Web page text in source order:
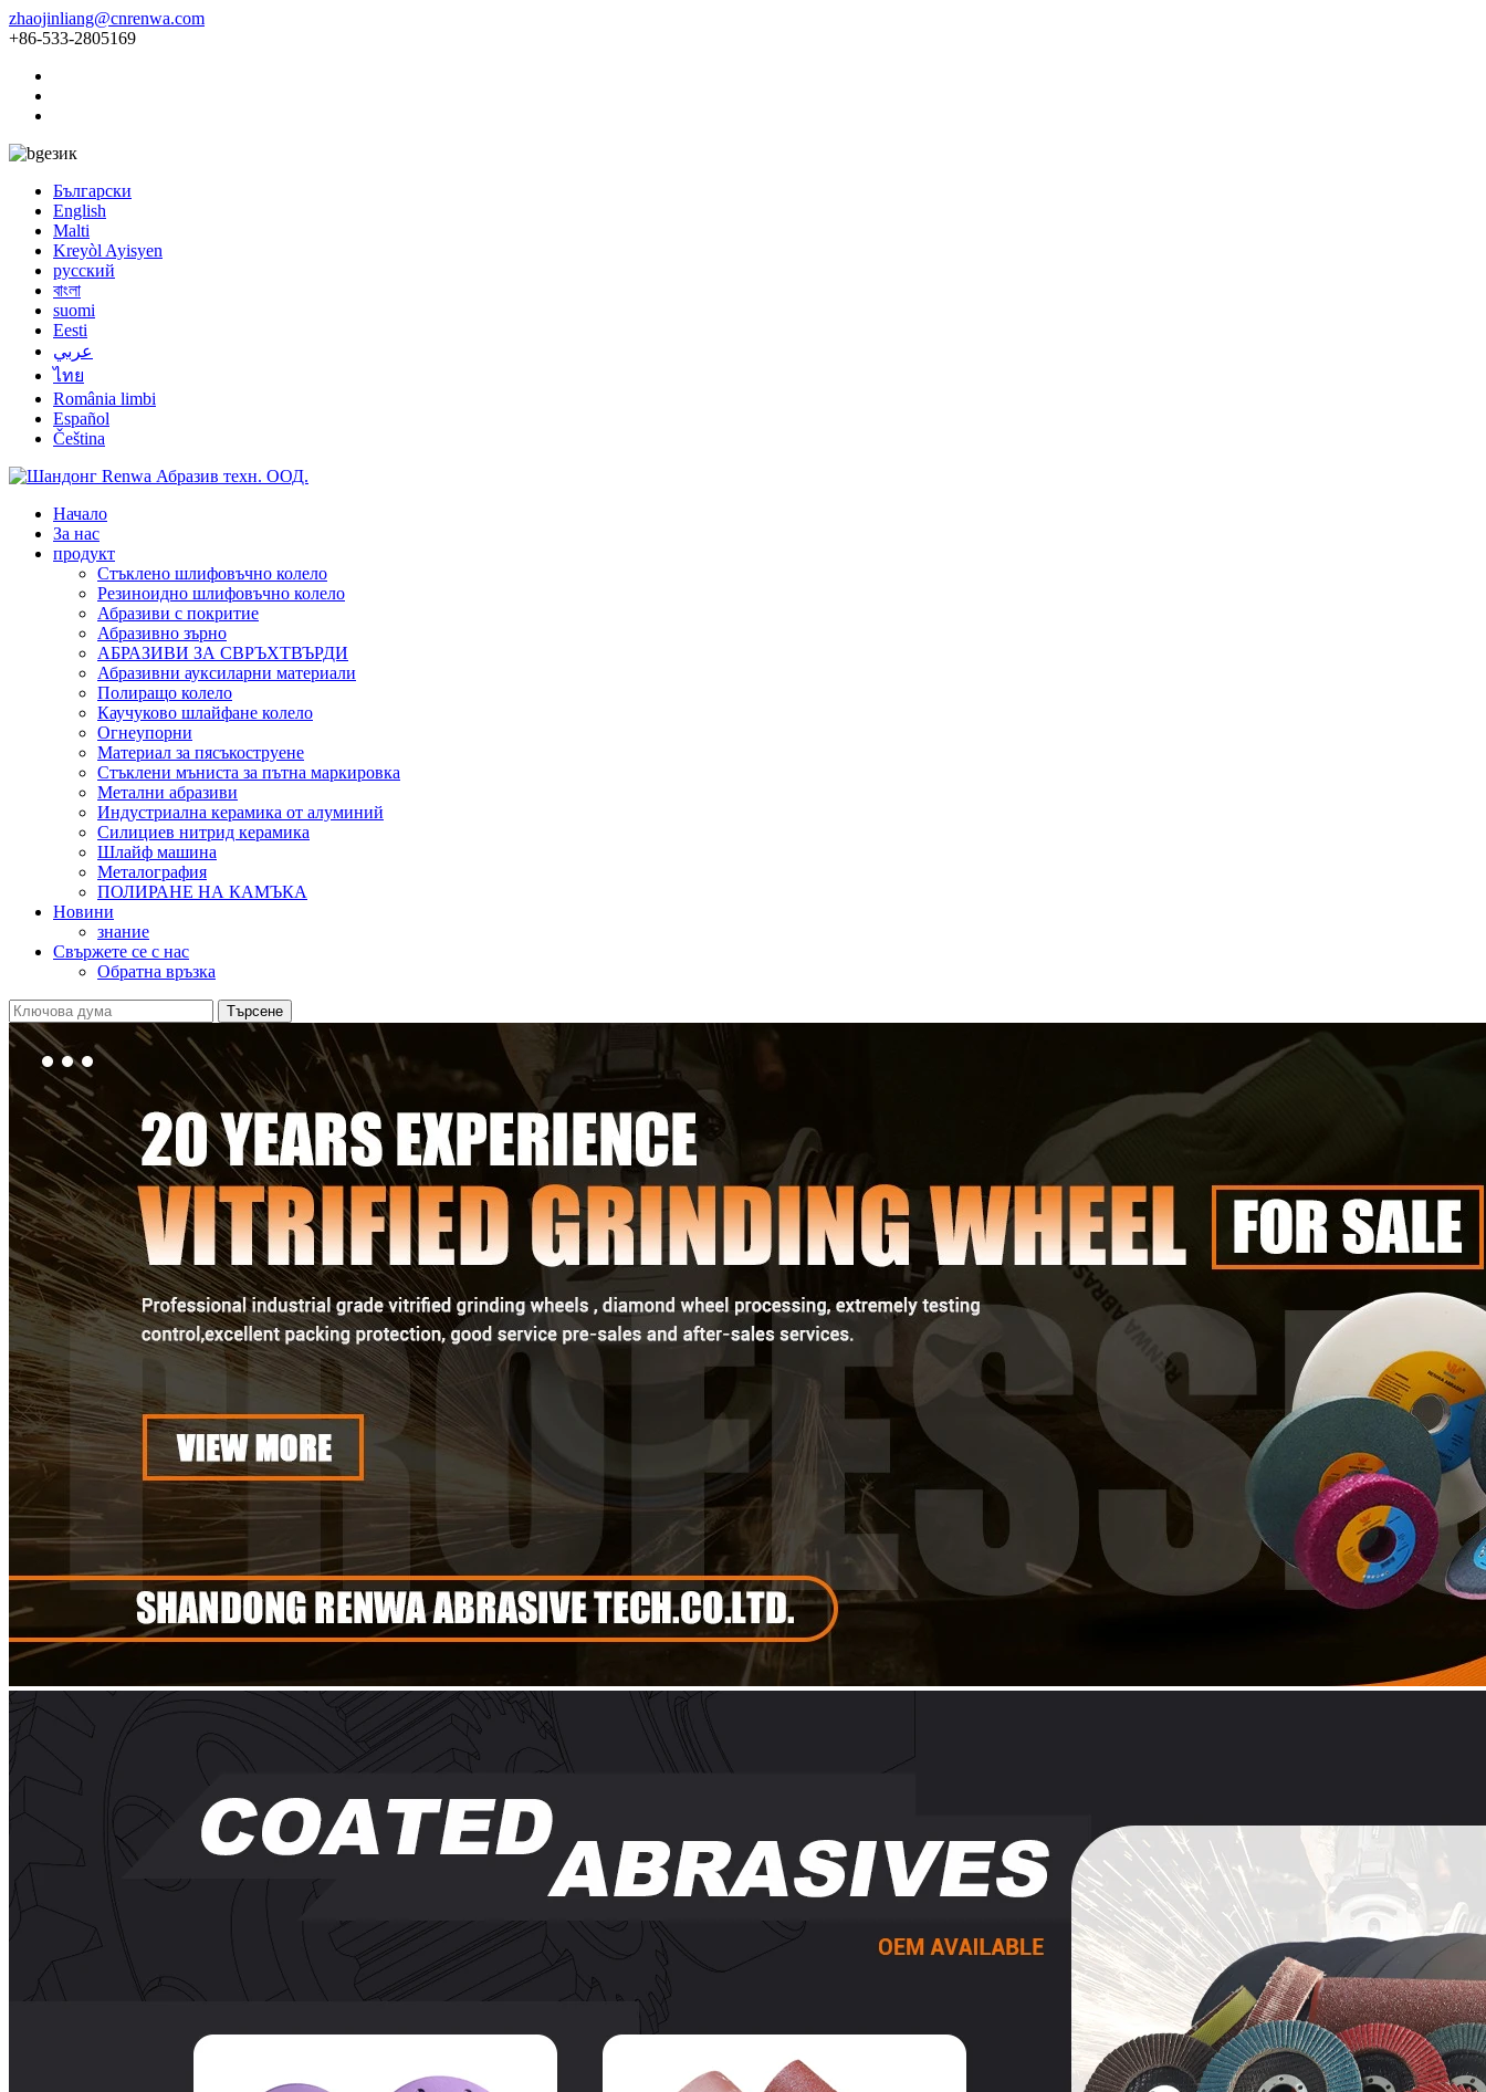
zhaojinliang@cnrenwa.com
+86-533-2805169
език
Български
English
Malti
Kreyòl Ayisyen
русский
বাংলা
suomi
Eesti
عربي
ไทย
România limbi
Español
Čeština
Начало
За нас
продукт
Стъклено шлифовъчно колело
Резиноидно шлифовъчно колело
Абразиви с покритие
Абразивно зърно
АБРАЗИВИ ЗА СВРЪХТВЪРДИ
Абразивни ауксиларни материали
Полиращо колело
Каучуково шлайфане колело
Огнеупорни
Материал за пясъкоструене
Стъклени мъниста за пътна маркировка
Метални абразиви
Индустриална керамика от алуминий
Силициев нитрид керамика
Шлайф машина
Металография
ПОЛИРАНЕ НА КАМЪКА
Новини
знание
Свържете се с нас
Обратна връзка